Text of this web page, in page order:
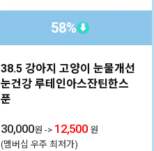
58% ⬇
38.5 강아지 고양이 눈물개선
눈건강 루테인아스잔틴한스
푼
30,000원-> 12,500 원
(멤버십 우주 최저가)